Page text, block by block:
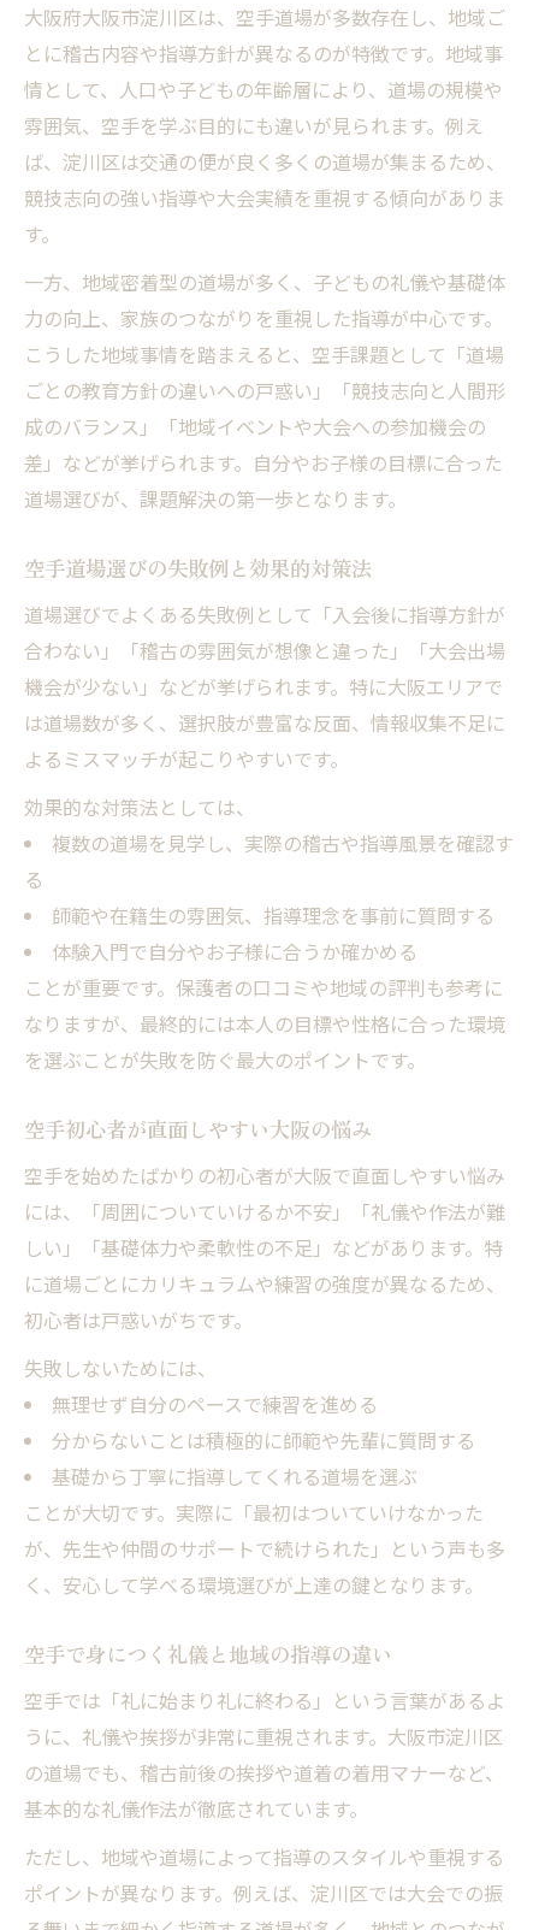
淀川区で注目の空手指導ポイント
空手道場選びで重視したい地域特性とは
成長を支える空手課題克服の秘訣を紹介
空手課題を乗り越えるための実践的対策
空手上達の壁を破るメンタル強化の方法
空手課題に悩む親子が取るべき行動とは
地域ごとの空手指導法と特徴を徹底解説
空手の指導法が地域でどう異なるのか
淀川区空手道場の指導スタイル
空手課題解消に役立つ地域流派の特色
空手の基本と応用を学ぶ指導方法の違い
淀川区・忠岡町における空手の魅力発見
空手を通じて広がる地域交流の魅力とは
淀川区で人気の空手課題とは何か
空手課題に挑む子供たちの成長ストーリー
空手で得られる心身の変化と成長の喜び
空手課題を乗り越えた地域の成功例紹介
実体験から分かる空手上達法とポイント
空手上達に欠かせない毎日の習慣を紹介
空手課題を解決したリアルな体験談
空手で伸び悩んだ時の対処法を伝授
空手課題と正面から向き合う心構えとは
大阪府大阪市淀川区は、空手道場が多数存在し、地域ご
とに稽古内容や指導方針が異なるのが特徴です。地域事
情として、人口や子どもの年齢層により、道場の規模や
雰囲気、空手を学ぶ目的にも違いが見られます。例え
ば、淀川区は交通の便が良く多くの道場が集まるため、
競技志向の強い指導や大会実績を重視する傾向がありま
す。
一方、地域密着型の道場が多く、子どもの礼儀や基礎体
力の向上、家族のつながりを重視した指導が中心です。
こうした地域事情を踏まえると、空手課題として「道場
ごとの教育方針の違いへの戸惑い」「競技志向と人間形
成のバランス」「地域イベントや大会への参加機会の
差」などが挙げられます。自分やお子様の目標に合った
道場選びが、課題解決の第一歩となります。
空手道場選びの失敗例と効果的対策法
道場選びでよくある失敗例として「入会後に指導方針が
合わない」「稽古の雰囲気が想像と違った」「大会出場
機会が少ない」などが挙げられます。特に大阪エリアで
は道場数が多く、選択肢が豊富な反面、情報収集不足に
よるミスマッチが起こりやすいです。
効果的な対策法としては、
複数の道場を見学し、実際の稽古や指導風景を確認す
る
師範や在籍生の雰囲気、指導理念を事前に質問する
体験入門で自分やお子様に合うか確かめる
ことが重要です。保護者の口コミや地域の評判も参考に
なりますが、最終的には本人の目標や性格に合った環境
を選ぶことが失敗を防ぐ最大のポイントです。
空手初心者が直面しやすい大阪の悩み
空手を始めたばかりの初心者が大阪で直面しやすい悩み
には、「周囲についていけるか不安」「礼儀や作法が難
しい」「基礎体力や柔軟性の不足」などがあります。特
に道場ごとにカリキュラムや練習の強度が異なるため、
初心者は戸惑いがちです。
失敗しないためには、
無理せず自分のペースで練習を進める
分からないことは積極的に師範や先輩に質問する
基礎から丁寧に指導してくれる道場を選ぶ
ことが大切です。実際に「最初はついていけなかった
が、先生や仲間のサポートで続けられた」という声も多
く、安心して学べる環境選びが上達の鍵となります。
空手で身につく礼儀と地域の指導の違い
空手では「礼に始まり礼に終わる」という言葉があるよ
うに、礼儀や挨拶が非常に重視されます。大阪市淀川区
の道場でも、稽古前後の挨拶や道着の着用マナーなど、
基本的な礼儀作法が徹底されています。
ただし、地域や道場によって指導のスタイルや重視する
ポイントが異なります。例えば、淀川区では大会での振